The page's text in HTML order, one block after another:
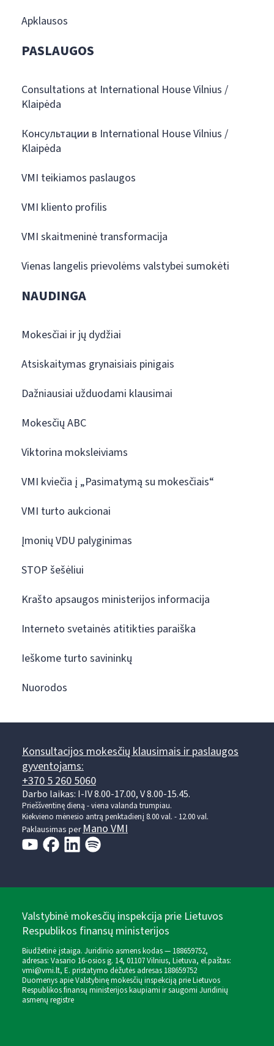
Apklausos
PASLAUGOS
Consultations at International House Vilnius /
Klaipėda
Консультации в International House Vilnius /
Klaipėda
VMI teikiamos paslaugos
VMI kliento profilis
VMI skaitmeninė transformacija
Vienas langelis prievolėms valstybei sumokėti
NAUDINGA
Mokesčiai ir jų dydžiai
Atsiskaitymas grynaisiais pinigais
Dažniausiai užduodami klausimai
Mokesčių ABC
Viktorina moksleiviams
VMI kviečia į „Pasimatymą su mokesčiais“
VMI turto aukcionai
Įmonių VDU palyginimas
STOP šešėliui
Krašto apsaugos ministerijos informacija
Interneto svetainės atitikties paraiška
Ieškome turto savininkų
Nuorodos
Konsultacijos mokesčių klausimais ir paslaugos
gyventojams:
+370 5 260 5060
Darbo laikas: I-IV 8.00-17.00, V 8.00-15.45.
Prieššventinę dieną - viena valanda trumpiau.
Kiekvieno mėnesio antrą penktadienį 8.00 val. - 12.00 val.
Paklausimas per Mano VMI
Valstybinė mokesčių inspekcija prie Lietuvos
Respublikos finansų ministerijos
Biudžetinė įstaiga. Juridinio asmens kodas — 188659752,
adresas: Vasario 16-osios g. 14, 01107 Vilnius, Lietuva, el.paštas:
vmi@vmi.lt, E. pristatymo dėžutės adresas 188659752
Duomenys apie Valstybinę mokesčių inspekciją prie Lietuvos
Respublikos finansų ministerijos kaupiami ir saugomi Juridinių
asmenų registre